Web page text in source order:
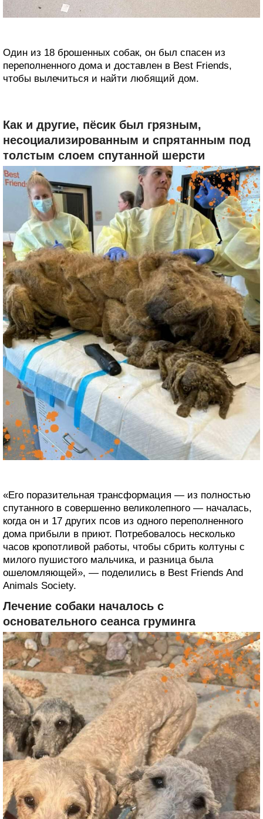
Один из 18 брошенных собак, он был спасен из
переполненного дома и доставлен в Best Friends,
чтобы вылечиться и найти любящий дом.
Как и другие, пёсик был грязным,
несоциализированным и спрятанным под
толстым слоем спутанной шерсти
«Его поразительная трансформация — из полностью
спутанного в совершенно великолепного — началась,
когда он и 17 других псов из одного переполненного
дома прибыли в приют. Потребовалось несколько
часов кропотливой работы, чтобы сбрить колтуны с
милого пушистого мальчика, и разница была
ошеломляющей», — поделились в Best Friends And
Animals Society.
Лечение собаки началось с
основательного сеанса груминга